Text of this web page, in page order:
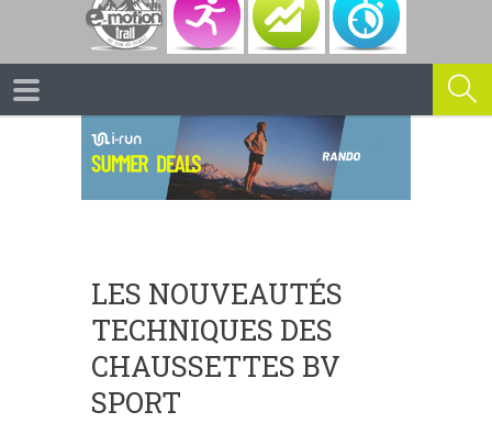
LES NOUVEAUTÉS
TECHNIQUES DES
CHAUSSETTES BV
SPORT